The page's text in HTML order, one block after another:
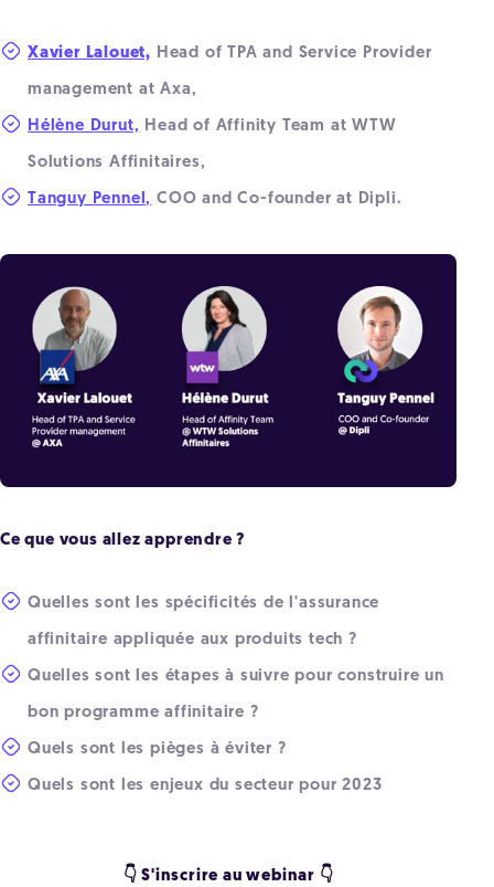
Xavier Lalouet, Head of TPA and Service Provider
management at Axa,
Hélène Durut, Head of Affinity Team at WTW
Solutions Affinitaires,
Tanguy Pennel, COO and Co-founder at Dipli.
Ce que vous allez apprendre ?
Quelles sont les spécificités de l'assurance
affinitaire appliquée aux produits tech ?
Quelles sont les étapes à suivre pour construire un
bon programme affinitaire ?
Quels sont les pièges à éviter ?
Quels sont les enjeux du secteur pour 2023
👇 S'inscrire au webinar 👇